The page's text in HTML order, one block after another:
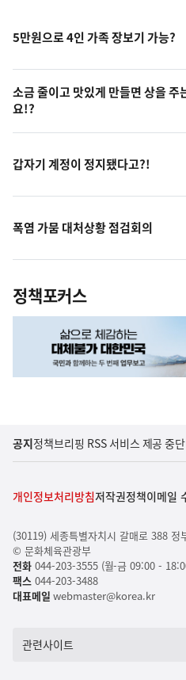
5만원으로 4인 가족 장보기 가능?
소금 줄이고 맛있게 만들면 상을 주
요!?
갑자기 계정이 정지됐다고?!
폭염 가뭄 대처상황 점검회의
정책포커스
공지정책브리핑 RSS 서비스 제공 중
개인정보처리방침저작권정책이메일
(30119) 세종특별자치시 갈매로 388 정
© 문화체육관광부
전화044-203-3555 (월-금 09:00 -
팩스044-203-3488
대표메일 webmaster@korea.kr
관련사이트